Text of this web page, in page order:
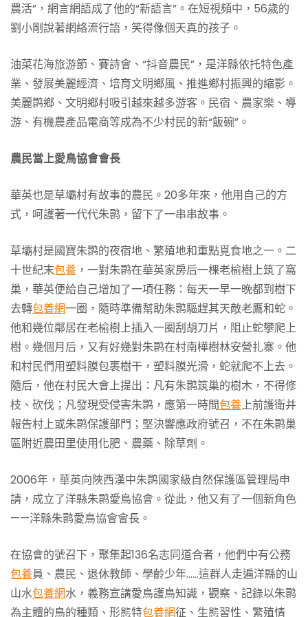
農活”，網言網語成了他的“新語言”。在短視頻中，56歲的
劉小剛說著網絡流行語，笑得像個天真的孩子。
油菜花海旅游節、賽詩會、“抖音農民”，是洋縣依托特色產
業、發展美麗經濟、培育文明鄉風、推進鄉村振興的縮影。
美麗鹮鄉、文明鄉村吸引越來越多游客。民宿、農家樂、導
游、有機農產品電商等成為不少村民的新“飯碗”。
農民當上愛鳥協會會長
華英也是草壩村有故事的農民。20多年來，他用自己的方
式，呵護著一代代朱鹮，留下了一串串故事。
草壩村是國寶朱鹮的夜宿地、繁殖地和重點覓食地之一。二
十世紀末包養 ，一對朱鹮在華英家房后一棵老榆樹上筑了窩
巢，華英便給自己增加了一項任務：每天一早一晚都到樹下
去轉包養網一圈，隨時準備幫助朱鹮驅趕其天敵老鷹和蛇。
他和幾位鄰居在老榆樹上插入一圈刮胡刀片，阻止蛇攀爬上
樹。幾個月后，又有好幾對朱鹮在村南樺樹林安營扎寨。他
和村民們用塑料膜包裹樹干，塑料膜光滑，蛇就爬不上去。
隨后，他在村民大會上提出：凡有朱鹮筑巢的樹木，不得修
枝、砍伐；凡發現受侵害朱鹮，應第一時間包養上前護衛并
報告村上或朱鹮保護部門；堅決響應政府號召，不在朱鹮巢
區附近農田里使用化肥、農藥、除草劑。
2006年，華英向陜西漢中朱鹮國家級自然保護區管理局申
請，成立了洋縣朱鹮愛鳥協會。從此，他又有了一個新角色
——洋縣朱鹮愛鳥協會會長。
在協會的號召下，聚集起136名志同道合者，他們中有公務
包養員、農民、退休教師、學齡少年……這群人走遍洋縣的山
山水包養網水，義務宣講愛鳥護鳥知識，觀察、記錄以朱鹮
為主體的鳥的種類、形態特包養網征、生態習性、繁殖情